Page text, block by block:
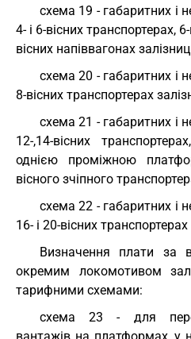
схема 19 - габаритних і
4- і 6-вісних транспортерах,
вісних напіввагонах
схема 20 - габаритних і
8-вісних транспортерах
схема 21 - габаритних і
12-,14-вісних
однією проміжною
вісного зчіпного
схема 22 - габаритних і
16- і 20-вісних
Визначення плати за
окремим локомотивом
тарифними схемами:
схема 23 - для